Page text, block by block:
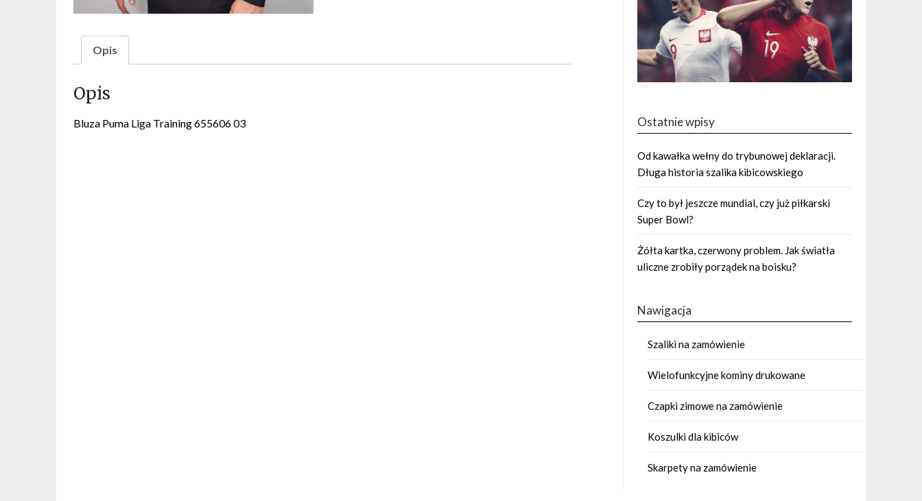
Opis
Opis
Bluza Puma Liga Training 655606 03 Ostatnie wpisy
Od kawałka wełny do trybunowej deklaracji.
Długa historia szalika kibicowskiego
Czy to był jeszcze mundial, czy już piłkarski
Super Bowl?
Żółta kartka, czerwony problem. Jak światła
uliczne zrobiły porządek na boisku?
Nawigacja
Szaliki na zamówienie
Wielofunkcyjne kominy drukowane
Czapki zimowe na zamówienie
Koszulki dla kibiców
Skarpety na zamówienie